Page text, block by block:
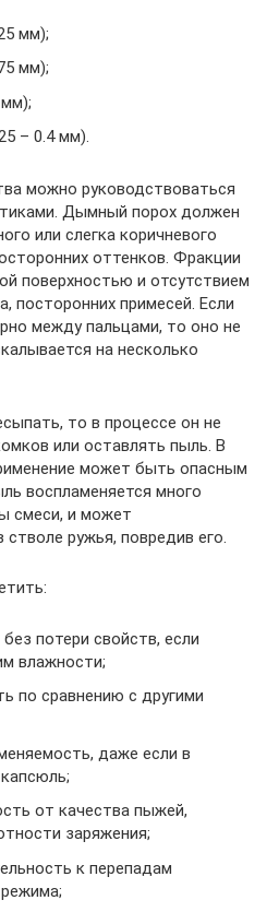
мм);
мм);
– 0.4 мм).
можно руководствоваться
Дымный порох должен
или слегка коричневого
оттенков. Фракции
поверхностью и отсутствием
посторонних примесей. Если
между пальцами, то оно не
на несколько
то в процессе он не
или оставлять пыль. В
может быть опасным
воспламеняется много
смеси, и может
ружья, повредив его.
потери свойств, если
влажности;
по сравнению с другими
даже если в
от качества пыжей,
заряжения;
к перепадам